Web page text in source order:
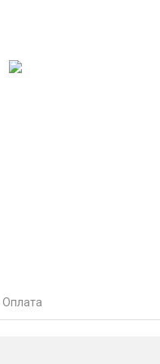
Оплата